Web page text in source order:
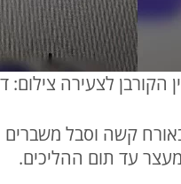
הקורבן לצעירה
קשה וסבל
עד תום ההליכים.